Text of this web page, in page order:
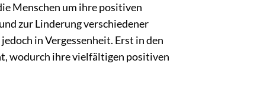
Menschen um ihre positiven
zur Linderung verschiedener
in Vergessenheit. Erst in den
wodurch ihre vielfältigen positiven